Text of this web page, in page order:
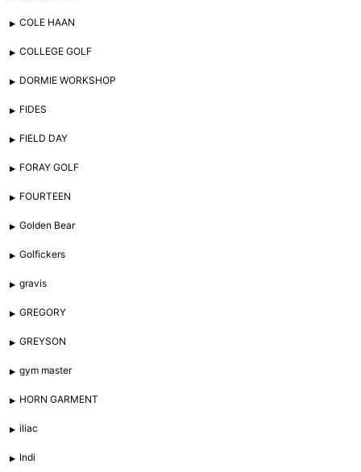
COLE HAAN
COLLEGE GOLF
DORMIE WORKSHOP
FIDES
FIELD DAY
FORAY GOLF
FOURTEEN
Golden Bear
Golfickers
gravis
GREGORY
GREYSON
gym master
HORN GARMENT
iliac
Indi